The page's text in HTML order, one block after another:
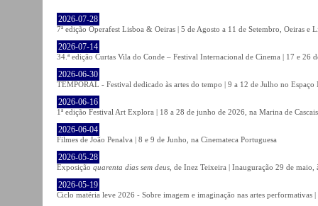
2026-07-28
7ª edição Operafest Lisboa & Oeiras | 5 de Agosto a 11 de Setembro, Oeiras e
2026-07-14
34.ª edição Curtas Vila do Conde – Festival Internacional de Cinema | 17 e 26
2026-06-30
TEMPORAL - Festival dedicado às artes do tempo | 9 a 12 de Julho no
2026-06-16
1ª edição Festival Art Explora | 18 a 28 de junho de 2026, na Marina de Cascais
2026-06-04
Filmes de João Penalva | 8 e 9 de Junho, na Cinemateca Portuguesa
2026-05-28
Exposição quarenta dias sem deus , de Inez Teixeira | Inauguração 29 de
2026-05-19
Ciclo matéria leve 2026 - Sobre imagem e imaginação nas artes